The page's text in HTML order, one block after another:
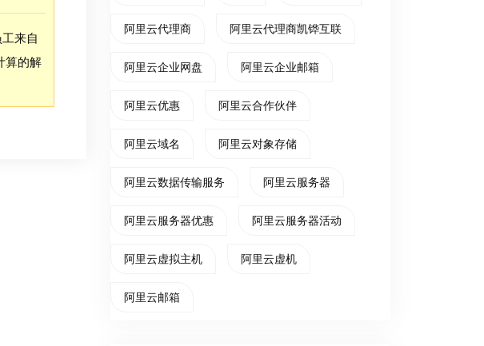
来自
算的解
阿里云代理商 阿里云代理商凯铧互联
阿里云企业网盘 阿里云企业邮箱
阿里云优惠 阿里云合作伙伴
阿里云域名 阿里云对象存储
阿里云数据传输服务 阿里云服务器
阿里云服务器优惠 阿里云服务器活动
阿里云虚拟主机 阿里云虚机
阿里云邮箱